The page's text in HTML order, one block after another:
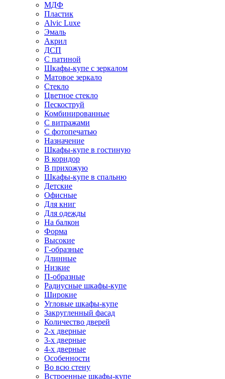
МДФ
Пластик
Alvic Luxe
Эмаль
Акрил
ДСП
С патиной
Шкафы-купе с зеркалом
Матовое зеркало
Стекло
Цветное стекло
Пескоструй
Комбинированные
С витражами
С фотопечатью
Назначение
Шкафы-купе в гостиную
В коридор
В прихожую
Шкафы-купе в спальню
Детские
Офисные
Для книг
Для одежды
На балкон
Форма
Высокие
Г-образные
Длинные
Низкие
П-образные
Радиусные шкафы-купе
Широкие
Угловые шкафы-купе
Закругленный фасад
Количество дверей
2-х дверные
3-х дверные
4-х дверные
Особенности
Во всю стену
Встроенные шкафы-купе